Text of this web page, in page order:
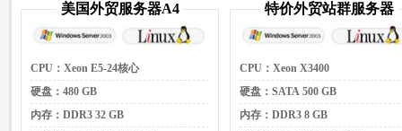
美国外贸服务器A4
CPU：Xeon E5-24核心
硬盘：480 GB
内存：DDR3 32 GB
特价外贸站群服务器
CPU：Xeon X3400
硬盘：SATA 500 GB
内存：DDR3 8 GB